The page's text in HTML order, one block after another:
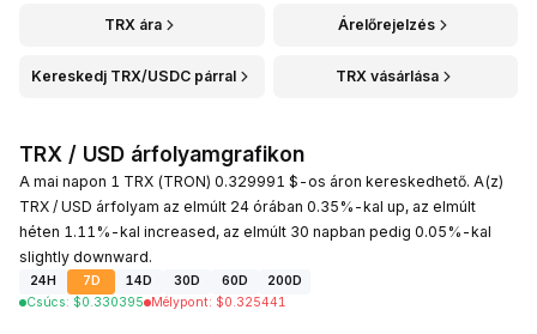
TRX ára Árelőrejelzés
Kereskedj TRX/USDC párral TRX vásárlása
TRX / USD árfolyamgrafikon
A mai napon 1 TRX (TRON) 0.329991 $-os áron kereskedhető. A(z)
TRX / USD árfolyam az elmúlt 24 órában 0.35%-kal up, az elmúlt
héten 1.11%-kal increased, az elmúlt 30 napban pedig 0.05%-kal
slightly downward.
24H 7D 14D 30D 60D
200D
Csúcs: $0.330395 Mélypont: $0.325441